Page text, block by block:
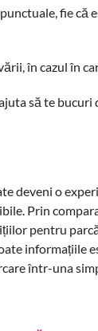
fie că
în cazul în
să te
deveni o
Prin
pentru
informațiile
într-una